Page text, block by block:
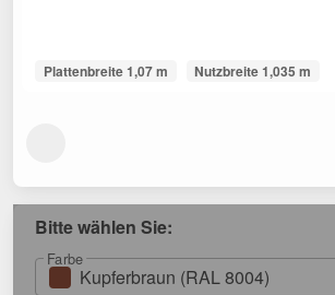
Plattenbreite 1,07 m Nutzbreite 1,035 m
Bitte wählen Sie:
Farbe
Kupferbraun (RAL 8004)